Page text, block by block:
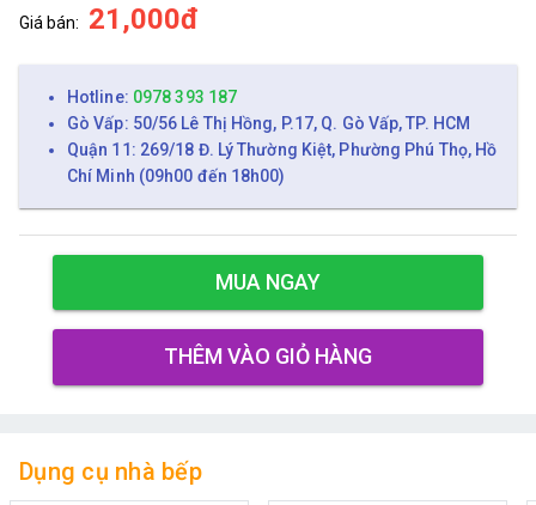
Giá bán: 21,000đ
Hotline: 0978 393 187
Gò Vấp: 50/56 Lê Thị Hồng, P.17, Q. Gò Vấp, TP. HCM
Quận 11: 269/18 Đ. Lý Thường Kiệt, Phường Phú Thọ, Hồ
Chí Minh (09h00 đến 18h00)
MUA NGAY
THÊM VÀO GIỎ HÀNG
Dụng cụ nhà bếp